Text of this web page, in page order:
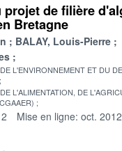
projet de filière
Bretagne
BALAY, Louis-Pierre
L'ENVIRONNEMENT ET DU
L'ALIMENTATION, DE
Mise en ligne: oct. 2012